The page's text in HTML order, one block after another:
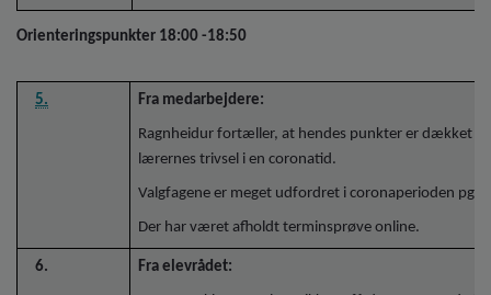
Orienteringspunkter 18:00 -18:50
5. Fra medarbejdere:
Ragnheidur fortæller, at hendes punkter er dækket
lærernes trivsel i en coronatid.
Valgfagene er meget udfordret i coronaperioden
Der har været afholdt terminsprøve online.
6. Fra elevrådet: